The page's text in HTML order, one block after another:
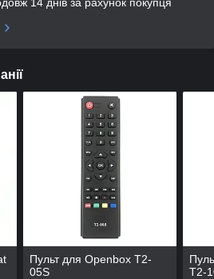
14 днів за рахунок покупця
Пульт для Openbox T2-
05S
T2-